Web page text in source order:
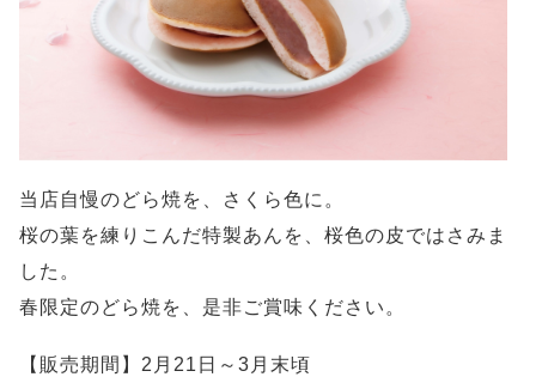
当店自慢のどら焼を、さくら色に。
桜の葉を練りこんだ特製あんを、桜色の皮ではさみま
した。
春限定のどら焼を、是非ご賞味ください。
【販売期間】2月21日～3月末頃